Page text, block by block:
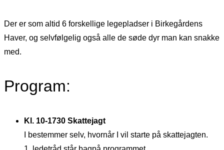
Der er som altid 6 forskellige legepladser i Birkegårdens
Haver, og selvfølgelig også alle de søde dyr man kan snakke
med.
Program:
Kl. 10-1730 Skattejagt
I bestemmer selv, hvornår I vil starte på skattejagten.